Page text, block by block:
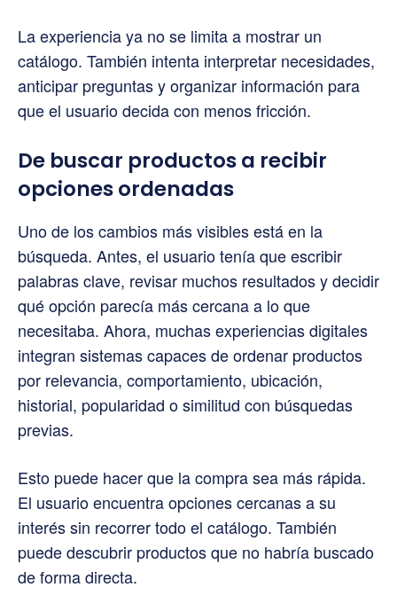
La experiencia ya no se limita a mostrar un
catálogo. También intenta interpretar necesidades,
anticipar preguntas y organizar información para
que el usuario decida con menos fricción.
De buscar productos a recibir
opciones ordenadas
Uno de los cambios más visibles está en la
búsqueda. Antes, el usuario tenía que escribir
palabras clave, revisar muchos resultados y decidir
qué opción parecía más cercana a lo que
necesitaba. Ahora, muchas experiencias digitales
integran sistemas capaces de ordenar productos
por relevancia, comportamiento, ubicación,
historial, popularidad o similitud con búsquedas
previas.
Esto puede hacer que la compra sea más rápida.
El usuario encuentra opciones cercanas a su
interés sin recorrer todo el catálogo. También
puede descubrir productos que no habría buscado
de forma directa.